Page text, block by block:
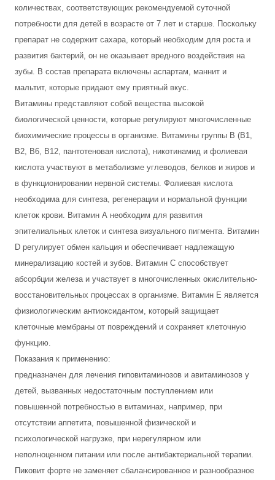
количествах, соответствующих рекомендуемой суточной
потребности для детей в возрасте от 7 лет и старше. Поскольку
препарат не содержит сахара, который необходим для роста и
развития бактерий, он не оказывает вредного воздействия на
зубы. В состав препарата включены аспартам, маннит и
мальтит, которые придают ему приятный вкус.
Витамины представляют собой вещества высокой
биологической ценности, которые регулируют многочисленные
биохимические процессы в организме. Витамины группы В (В1,
В2, В6, В12, пантотеновая кислота), никотинамид и фолиевая
кислота участвуют в метаболизме углеводов, белков и жиров и
в функционировании нервной системы. Фолиевая кислота
необходима для синтеза, регенерации и нормальной функции
клеток крови. Витамин А необходим для развития
эпителиальных клеток и синтеза визуального пигмента. Витамин
D регулирует обмен кальция и обеспечивает надлежащую
минерализацию костей и зубов. Витамин С способствует
абсорбции железа и участвует в многочисленных окислительно-
восстановительных процессах в организме. Витамин Е является
физиологическим антиоксидантом, который защищает
клеточные мембраны от повреждений и сохраняет клеточную
функцию.
Показания к применению:
предназначен для лечения гиповитаминозов и авитаминозов у
детей, вызванных недостаточным поступлением или
повышенной потребностью в витаминах, например, при
отсутствии аппетита, повышенной физической и
психологической нагрузке, при нерегулярном или
неполноценном питании или после антибактериальной терапии.
Пиковит форте не заменяет сбалансированное и разнообразное